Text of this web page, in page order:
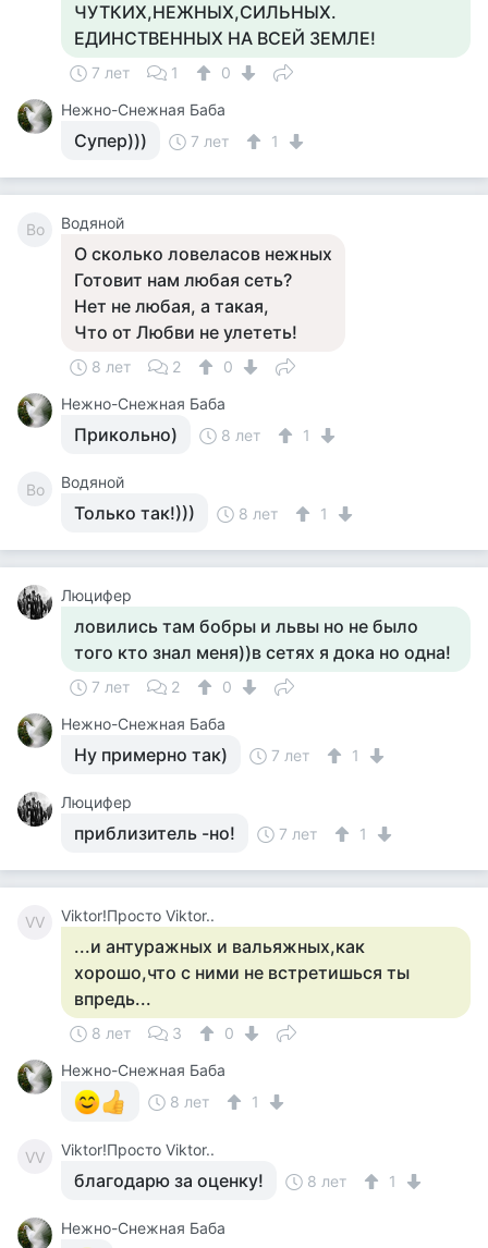
ЧУТКИХ,НЕЖНЫХ,СИЛЬНЫХ.
ЕДИНСТВЕННЫХ НА ВСЕЙ ЗЕМЛЕ!
7 лет 1
0
Нежно-Снежная Баба
Супер))) 7 лет 1
Во Водяной
О сколько ловеласов нежных
Готовит нам любая сеть?
Нет не любая, а такая,
Что от Любви не улететь!
8 лет 2
0
Нежно-Снежная Баба
Прикольно) 8 лет 1
Во Водяной
Только так!))) 8 лет 1
Люцифер
ловились там бобры и львы но не было
того кто знал меня))в сетях я дока но одна!
7 лет 2
0
Нежно-Снежная Баба
Ну примерно так) 7 лет 1
Люцифер
приблизитель -но! 7 лет 1
VV Viktor!Просто Viktor..
...и антуражных и вальяжных,как
хорошо,что с ними не встретишься ты
впредь...
8 лет 3
0
Нежно-Снежная Баба
8 лет
1
VV Viktor!Просто Viktor..
благодарю за оценку! 8 лет 1
Нежно-Снежная Баба